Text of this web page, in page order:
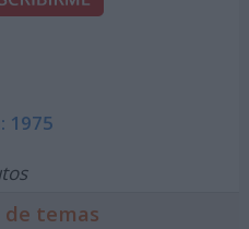
1975
de temas